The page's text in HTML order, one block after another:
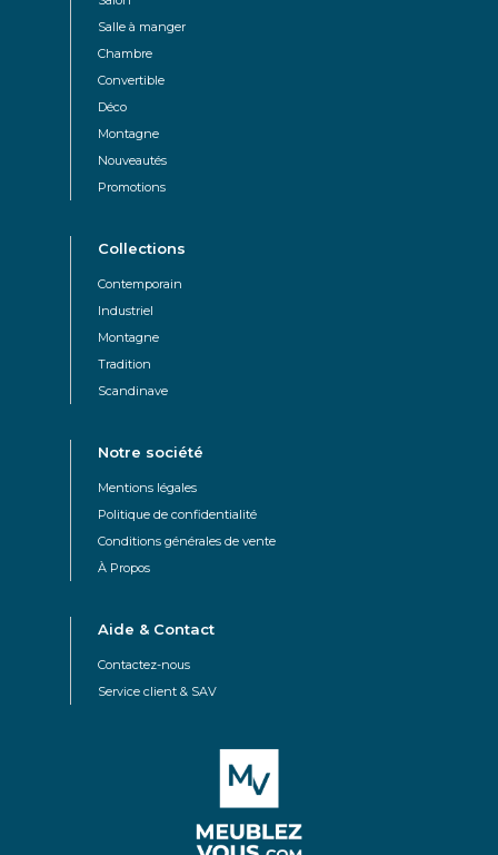
Salle à manger
Chambre
Convertible
Déco
Montagne
Nouveautés
Promotions
Collections
Contemporain
Industriel
Montagne
Tradition
Scandinave
Notre société
Mentions légales
Politique de confidentialité
Conditions générales de vente
À Propos
Aide & Contact
Contactez-nous
Service client & SAV